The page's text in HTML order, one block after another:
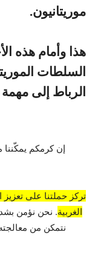
موريتانيون.
هذا وأمام هذه
السلطات
الرباط إلى
إن كرمكم
تركز حملتنا على
الغربية. نحن نؤمن
نتمكن من